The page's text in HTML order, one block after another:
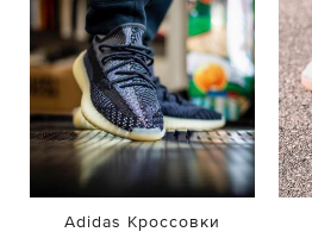
Adidas Кроссовки